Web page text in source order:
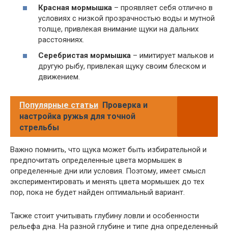
Красная мормышка – проявляет себя отлично в
условиях с низкой прозрачностью воды и мутной
толще, привлекая внимание щуки на дальних
расстояниях.
Серебристая мормышка – имитирует мальков и
другую рыбу, привлекая щуку своим блеском и
движением.
Популярные статьи Проверка и
настройка ружья для точной
стрельбы
Важно помнить, что щука может быть избирательной и
предпочитать определенные цвета мормышек в
определенные дни или условия. Поэтому, имеет смысл
экспериментировать и менять цвета мормышек до тех
пор, пока не будет найден оптимальный вариант.
Также стоит учитывать глубину ловли и особенности
рельефа дна. На разной глубине и типе дна определенный